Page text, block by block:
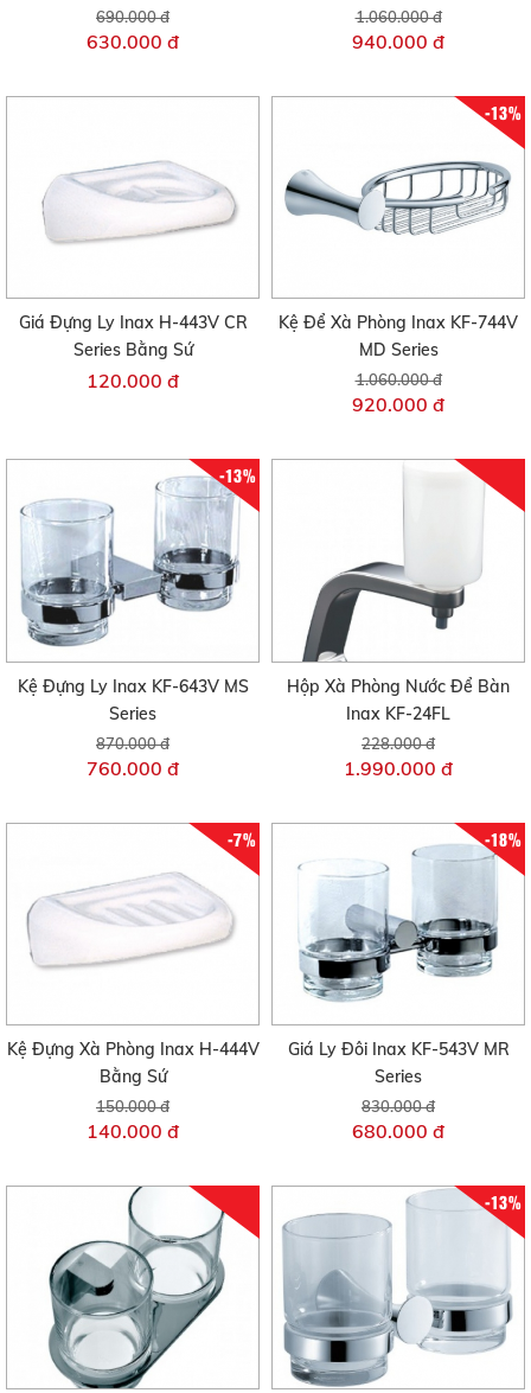
690.000 đ
630.000 đ
1.060.000 đ
940.000 đ
Giá Đựng Ly Inax H-443V CR
Series Bằng Sứ
120.000 đ
-13%
Kệ Để Xà Phòng Inax KF-744V
MD Series
1.060.000 đ
920.000 đ
-13%
Kệ Đựng Ly Inax KF-643V MS
Series
870.000 đ
760.000 đ
Hộp Xà Phòng Nước Để Bàn
Inax KF-24FL
228.000 đ
1.990.000 đ
-7%
Kệ Đựng Xà Phòng Inax H-444V
Bằng Sứ
150.000 đ
140.000 đ
-18%
Giá Ly Đôi Inax KF-543V MR
Series
830.000 đ
680.000 đ
-13%